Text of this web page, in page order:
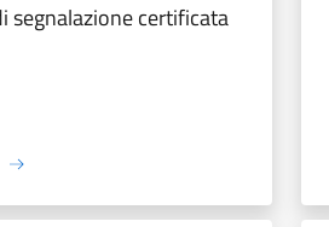
segnalazione certificata